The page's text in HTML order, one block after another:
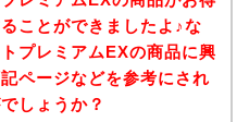
ことができましたよ♪な
プレミアムEXの商品に興
ページなどを参考にされ
しょうか？